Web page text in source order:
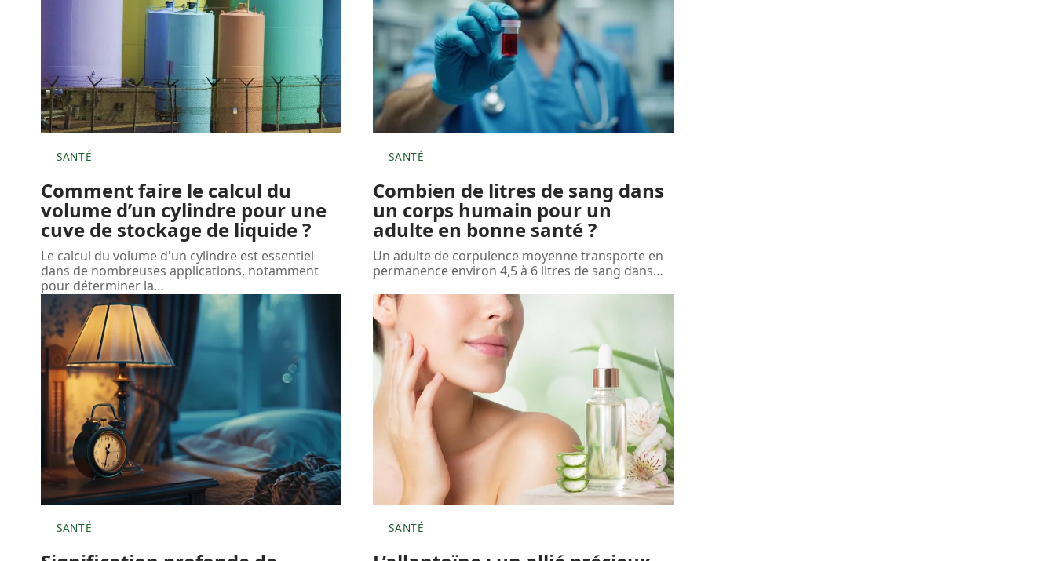
SANTÉ
Comment faire le calcul du
volume d’un cylindre pour une
cuve de stockage de liquide ?
Le calcul du volume d'un cylindre est essentiel
dans de nombreuses applications, notamment
pour déterminer la…
SANTÉ
Combien de litres de sang dans
un corps humain pour un
adulte en bonne santé ?
Un adulte de corpulence moyenne transporte en
permanence environ 4,5 à 6 litres de sang dans…
SANTÉ SANTÉ